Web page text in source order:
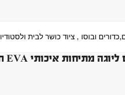
ובוסו ,ציוד כושר לבית ולסטודיו